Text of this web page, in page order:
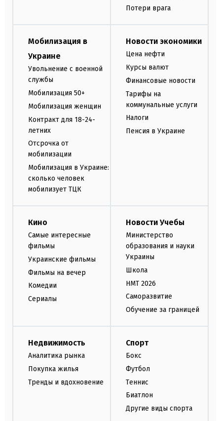
Потери врага
Мобилизация в
Украине
Увольнение с военной
службы
Мобилизация 50+
Мобилизация женщин
Контракт для 18-24-
летних
Отсрочка от
мобилизации
Мобилизация в Украине:
сколько человек
мобилизует ТЦК
Новости экономики
Цена нефти
Курсы валют
Финансовые новости
Тарифы на
коммунальные услуги
Налоги
Пенсия в Украине
Кино
Самые интересные
фильмы
Украинские фильмы
Фильмы на вечер
Комедии
Сериалы
Новости Учебы
Министерство
образования и науки
Украины
Школа
НМТ 2026
Саморазвитие
Обучение за границей
Недвижимость
Аналитика рынка
Покупка жилья
Тренды и вдохновение
Спорт
Бокс
Футбол
Теннис
Биатлон
Другие виды спорта